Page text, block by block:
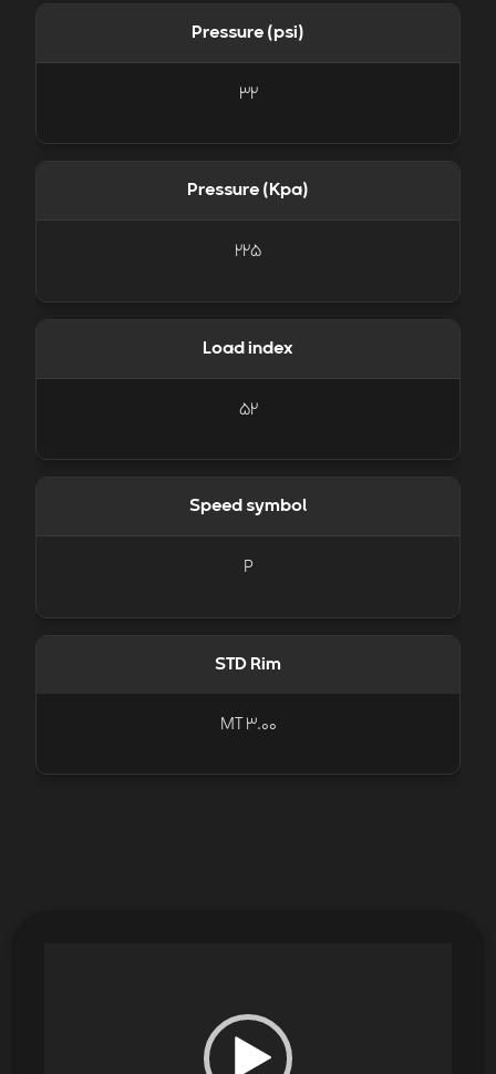
Pressure (psi)
32
Pressure (Kpa)
225
Load index
52
Speed symbol
P
STD Rim
MT 3.00